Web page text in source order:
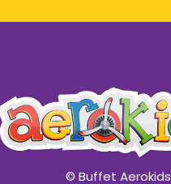
© Buffet Aerokids